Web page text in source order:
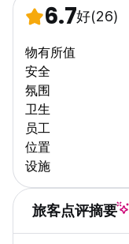
6.7好(26)
物有所值
安全
氛围
卫生
员工
位置
设施
旅客点评摘要